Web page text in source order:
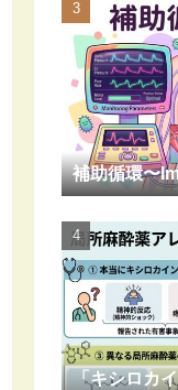
補助循環〜
「キシロカ